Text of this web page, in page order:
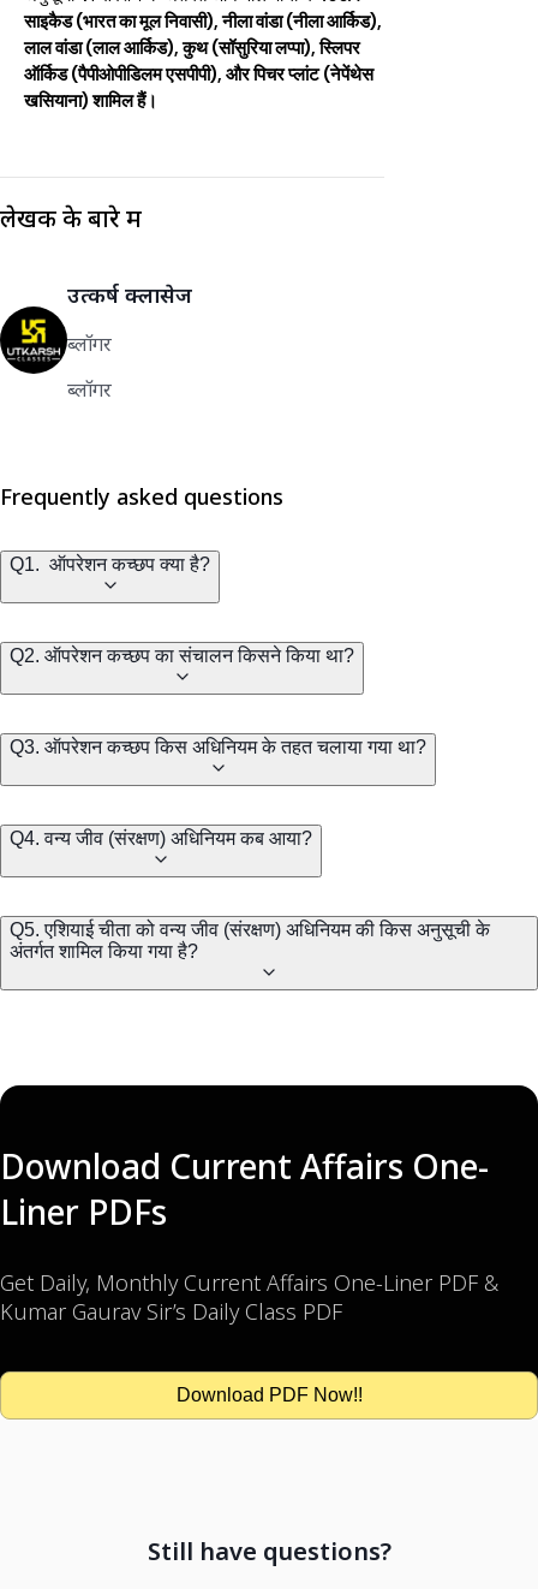
साइकैड (भारत का मूल निवासी), नीला वांडा (नीला आर्किड),
लाल वांडा (लाल आर्किड), कुथ (सॉसुरिया लप्पा), स्लिपर
ऑर्किड (पैपीओपीडिलम एसपीपी), और पिचर प्लांट (नेपेंथेस
खसियाना) शामिल हैं।
लेखक के बारे में
उत्कर्ष क्लासेज
ब्लॉगर
ब्लॉगर
Frequently asked questions
Q1. ऑपरेशन कच्छप क्या है?
Q2. ऑपरेशन कच्छप का संचालन किसने किया था?
Q3. ऑपरेशन कच्छप किस अधिनियम के तहत चलाया गया था?
Q4. वन्य जीव (संरक्षण) अधिनियम कब आया?
Q5. एशियाई चीता को वन्य जीव (संरक्षण) अधिनियम की किस अनुसूची के
अंतर्गत शामिल किया गया है?
Download Current Affairs One-
Liner PDFs
Get Daily, Monthly Current Affairs One-Liner PDF &
Kumar Gaurav Sir’s Daily Class PDF
Download PDF Now!!
Still have questions?